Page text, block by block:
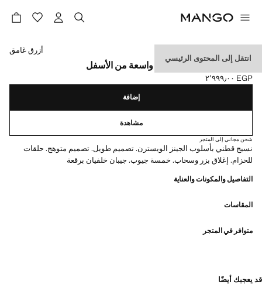
انتقل إلى المحتوى الرئيسي
جينز منخفض الخصر بقصة واسعة من الأسفل
السعر الحالي [EGP ٢٬٩٩٩٫٠٠ ]
EGP ٢٬٩٩٩٫٠٠
حدد اللون
أزرق غامق
إضافة
مشاهدة
شحن مجاني إلى المتجر
نسيج قطني بأسلوب الجينز الويسترن. تصميم طويل. تصميم متوهج. حلقات
للحزام. إغلاق بزر وسحاب. خمسة جيوب. جيبان خلفيان برقعة
التفاصيل والمكونات والعناية
المقاسات
متوافر في المتجر
قد يعجبك أيضًا